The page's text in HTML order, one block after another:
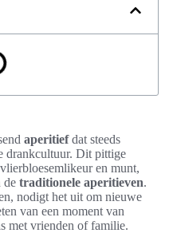
aperitiefdat steeds
drankcultuur. Dit pittige
en munt,
de traditionele aperitieven.
nodigt het uit om nieuwe
van een moment van
met vrienden of familie.